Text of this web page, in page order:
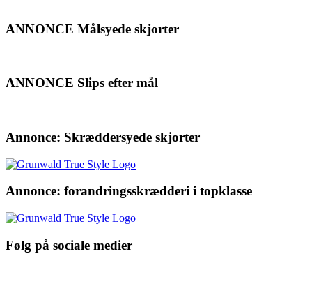
ANNONCE Målsyede skjorter
ANNONCE Slips efter mål
Annonce: Skræddersyede skjorter
Annonce: forandringsskrædderi i topklasse
Følg på sociale medier